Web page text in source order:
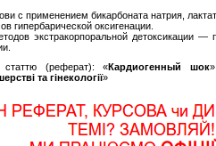
с применением бикарбоната натрия,
гипербарической оксигенации.
экстракорпоральной детоксикации —
статтю (реферат): «Кардиогенный шок
та гінекології»